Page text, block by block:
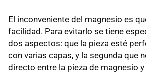
El inconveniente del magnesio es
facilidad. Para evitarlo se tiene
dos aspectos: que la pieza esté
con varias capas, y la segunda que
directo entre la pieza de magnesio y